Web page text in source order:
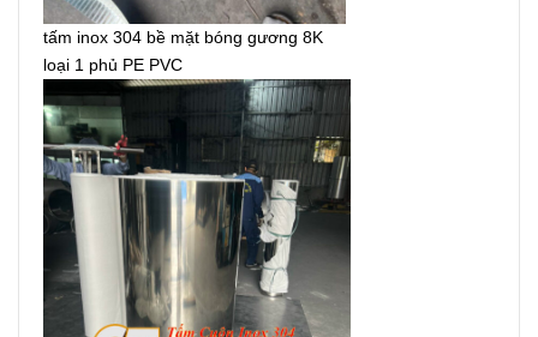
tấm inox 304 bề mặt bóng gương 8K
loại 1 phủ PE PVC